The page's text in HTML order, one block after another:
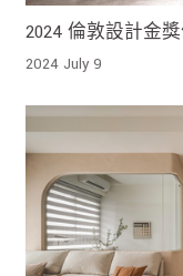
2024 倫敦設計金
是最恰當的敘事開
2024 July 9